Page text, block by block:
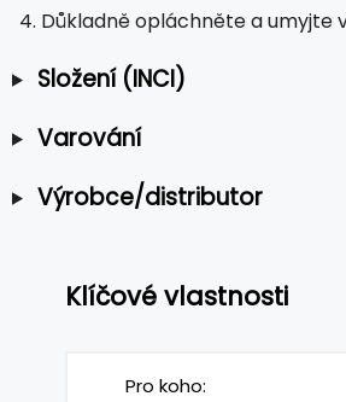
Důkladně opláchněte a umyjte
Složení (INCI)
Varování
Výrobce/distributor
Klíčové vlastnosti
Pro koho: